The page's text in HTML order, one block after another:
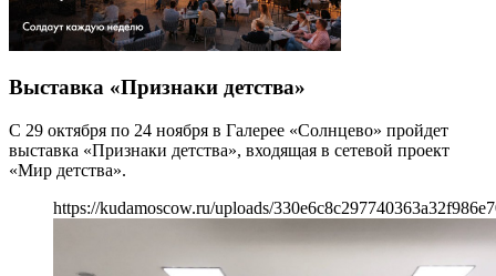
Выставка «Признаки детства»
С 29 октября по 24 ноября в Галерее «Солнцево» пройдет
выставка «Признаки детства», входящая в сетевой проект
«Мир детства».
https://kudamoscow.ru/uploads/